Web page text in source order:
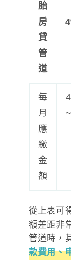
胎
房
貸
管
道
每
月
應
繳
金
額
從上表可
額差距非
管道時，
款費用、